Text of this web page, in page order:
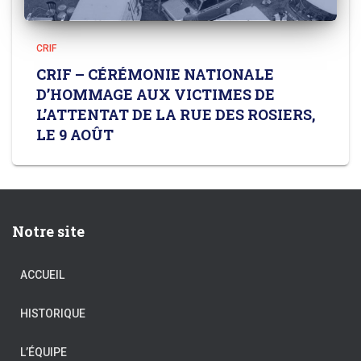
CRIF
CRIF – CÉRÉMONIE NATIONALE
D’HOMMAGE AUX VICTIMES DE
L’ATTENTAT DE LA RUE DES ROSIERS,
LE 9 AOÛT
Notre site
ACCUEIL
HISTORIQUE
L’ÉQUIPE